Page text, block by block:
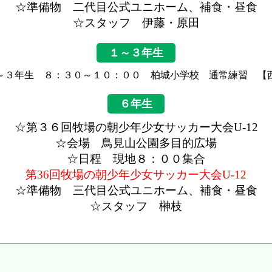
☆準備物 二代目公式ユニホーム、補食・昼食
☆スタッフ 伊藤・原田
１～３年生
３年生 ８：３０～１０：００ 柏城小学校 通常練習 【
６年生
☆第３６回牧場の朝少年少女サッカー大会U-12
☆会場 鳥見山公園多目的広場
☆日程 現地８：００集合
第36回牧場の朝少年少女サッカー大会U-12
☆準備物 三代目公式ユニホーム、補食・昼食
☆スタッフ 榊枝